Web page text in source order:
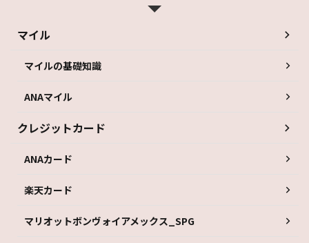
マイル
マイルの基礎知識
ANAマイル
クレジットカード
ANAカード
楽天カード
マリオットボンヴォイアメックス_SPG